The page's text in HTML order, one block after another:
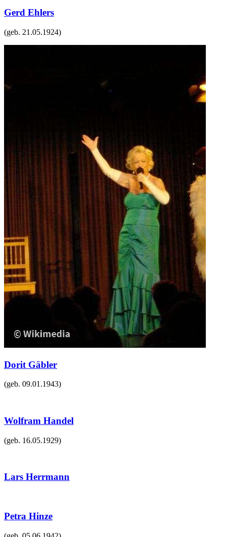
Gerd Ehlers
(geb. 21.05.1924)
Dorit Gäbler
(geb. 09.01.1943)
Wolfram Handel
(geb. 16.05.1929)
Lars Herrmann
Petra Hinze